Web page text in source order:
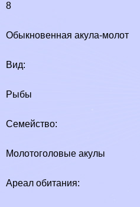
8
Обыкновенная акула-молот
Вид:
Рыбы
Семейство:
Молотоголовые акулы
Ареал обитания: